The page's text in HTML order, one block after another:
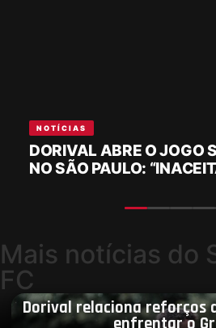
NOTÍCIAS
DORIVAL ABRE O JOGO
NO SÃO PAULO:
Mais notícias do
FC
Dorival relaciona reforços